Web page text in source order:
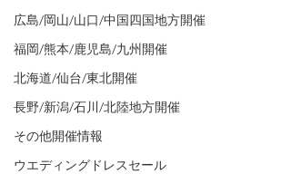
広島/岡山/山口/中国四国地方開催
福岡/熊本/鹿児島/九州開催
北海道/仙台/東北開催
長野/新潟/石川/北陸地方開催
その他開催情報
ウエディングドレスセール